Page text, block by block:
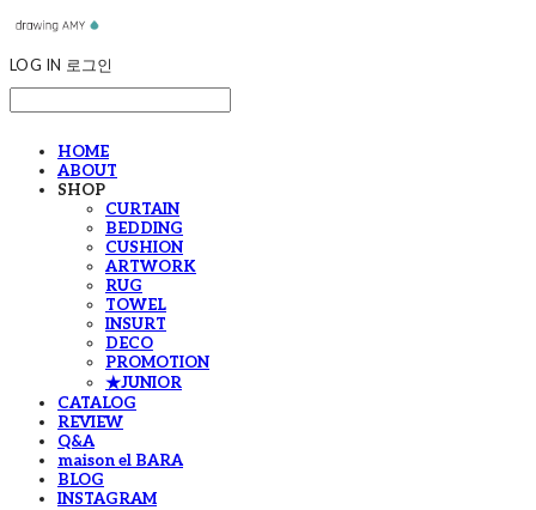
LOG IN 로그인
HOME
ABOUT
SHOP
CURTAIN
BEDDING
CUSHION
ARTWORK
RUG
TOWEL
INSURT
DECO
PROMOTION
★JUNIOR
CATALOG
REVIEW
Q&A
maison el BARA
BLOG
INSTAGRAM